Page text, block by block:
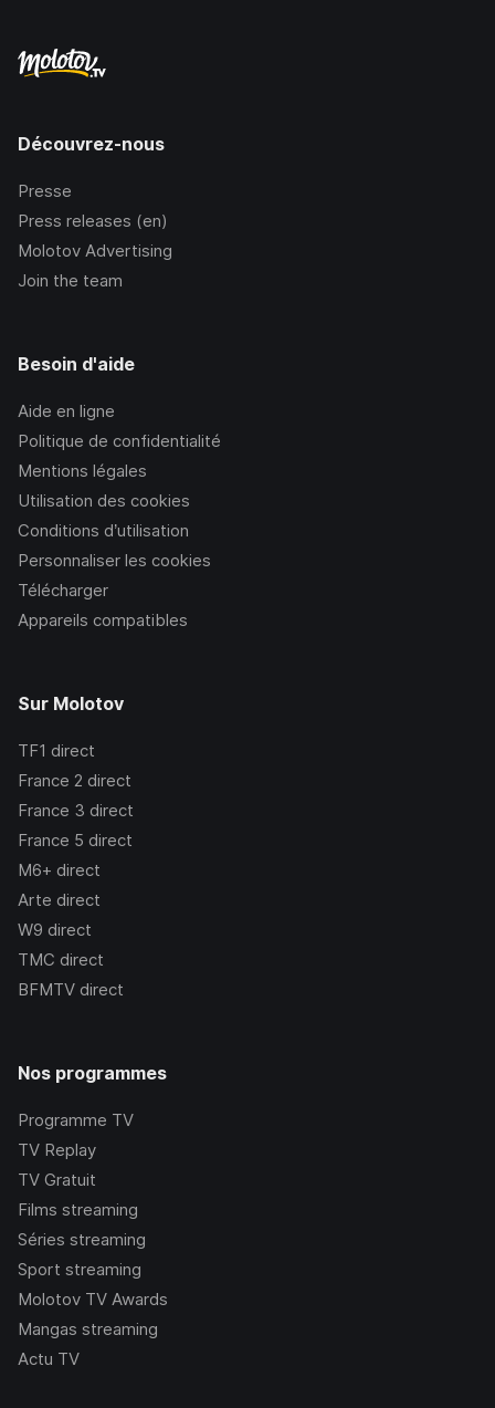
Découvrez-nous
Presse
Press releases (en)
Molotov Advertising
Join the team
Besoin d'aide
Aide en ligne
Politique de confidentialité
Mentions légales
Utilisation des cookies
Conditions d’utilisation
Personnaliser les cookies
Télécharger
Appareils compatibles
Sur Molotov
TF1 direct
France 2 direct
France 3 direct
France 5 direct
M6+ direct
Arte direct
W9 direct
TMC direct
BFMTV direct
Nos programmes
Programme TV
TV Replay
TV Gratuit
Films streaming
Séries streaming
Sport streaming
Molotov TV Awards
Mangas streaming
Actu TV